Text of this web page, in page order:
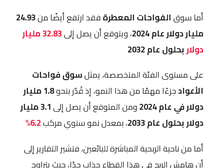
أما سوقالفواحات المعطرةفقد ارتفع أيضًا من24.93
مليار دولار عام 2024
، ويتوقع أن يصل إلى
32.83 مليار
دولاربحلول عام 2032
على مستوى الفئة المتخصصة، يمثلسوق فواحات
الأعوادجزءًا مهمًا من هذا النمو، إذ قُدّر بنحو
1.8 مليار
دولار في عام 2024
ومن المتوقع أن يصل إلى
3.1 مليار
دولار بحلول عام 2033
، بمعدل نمو سنوي مركب6.2%
أما من ناحية الربحية المباشرة للبائعين، فتشير التقارير إلى
أن هامش الربح في هذا القطاع جذاب جدًا، حيث يتراوح